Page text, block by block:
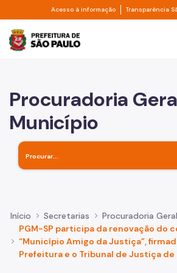
Pular para o Conteúdo principal
Acesso à informação Divisor de
Transparência
Prefeitura de São
Procuradoria
Município
Início Secretarias
Procuradoria Geral
PGM-SP participa da renovação do
“Município Amigo da Justiça”,
Prefeitura e o Tribunal de Justiça de